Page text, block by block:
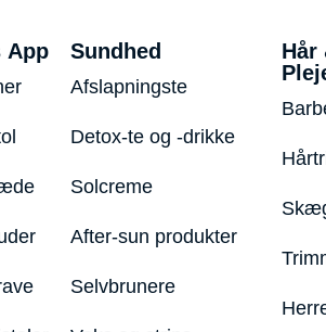
App Sundhed
Afslapningste
Detox-te og -drikke
Solcreme
After-sun produkter
Selvbrunere
Hår